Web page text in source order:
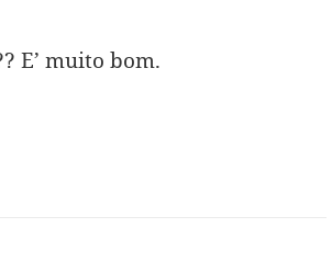
E’ muito bom.